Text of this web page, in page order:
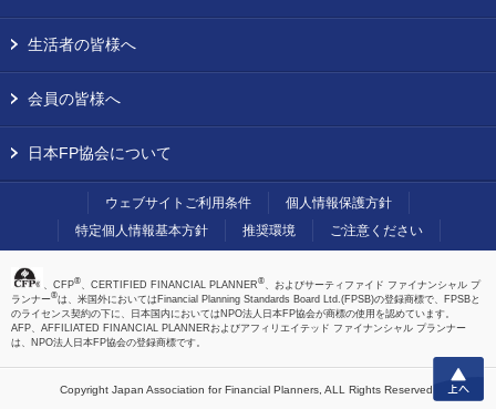
上へ
生活者の皆様へ
会員の皆様へ
日本FP協会について
ウェブサイトご利用条件
個人情報保護方針
特定個人情報基本方針
推奨環境 ご注意ください
、CFP® 、CERTIFIED FINANCIAL PLANNER® 、およびサーティファイド ファイナンシャル プ
ランナー®は、米国外においてはFinancial Planning Standards Board Ltd.(FPSB)の登録商標で、FPSBと
のライセンス契約の下に、日本国内においてはNPO法人日本FP協会が商標の使用を認めています。
AFP、AFFILIATED FINANCIAL PLANNERおよびアフィリエイテッド ファイナンシャル プランナー
は、NPO法人日本FP協会の登録商標です。
Copyright Japan Association for Financial Planners, ALL Rights Reserved.